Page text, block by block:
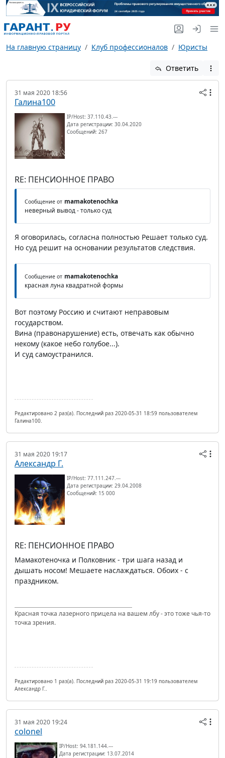
На главную страницу Клуб профессионалов Юристы
Ответить
31 мая 2020 18:56
Галина100
IP/Host: 37.110.43.---
Дата регистрации: 30.04.2020
Сообщений: 267
RE: ПЕНСИОННОЕ ПРАВО
Сообщение от mamakotenochka
неверный вывод - только суд
Я оговорилась, согласна полностью Решает только суд.
Но суд решит на основании результатов следствия.
Сообщение от mamakotenochka
красная луна квадратной формы
Вот поэтому Россию и считают неправовым
государством.
Вина (правонарушение) есть, отвечать как обычно
некому (какое небо голубое...).
И суд самоустранился.
Редактировано 2 раз(а). Последний раз 2020-05-31 18:59 пользователем
Галина100.
31 мая 2020 19:17
Александр Г.
IP/Host: 77.111.247.---
Дата регистрации: 29.04.2008
Сообщений: 15 000
RE: ПЕНСИОННОЕ ПРАВО
Мамакотеночка и Полковник - три шага назад и
дышать носом! Мешаете наслаждаться. Обоих - с
праздником.
Красная точка лазерного прицела на вашем лбу - это тоже чья-то
точка зрения.
Редактировано 1 раз(а). Последний раз 2020-05-31 19:19 пользователем
Александр Г..
31 мая 2020 19:24
colonel
IP/Host: 94.181.144.---
Дата регистрации: 13.07.2014